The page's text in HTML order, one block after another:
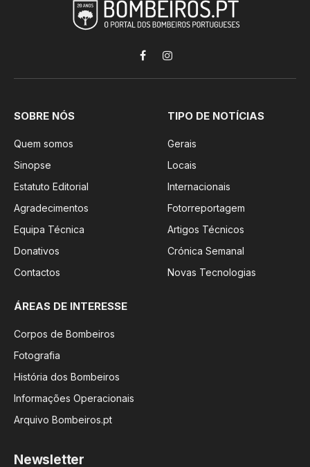
FacebookInstagram
SOBRE NÓS
Quem somos
Sinopse
Estatuto Editorial
Agradecimentos
Equipa Técnica
Donativos
Contactos
TIPO DE NOTÍCIAS
Gerais
Locais
Internacionais
Fotorreportagem
Artigos Técnicos
Crónica Semanal
Novas Tecnologias
ÁREAS DE INTERESSE
Corpos de Bombeiros
Fotografia
História dos Bombeiros
Informações Operacionais
Arquivo Bombeiros.pt
Newsletter